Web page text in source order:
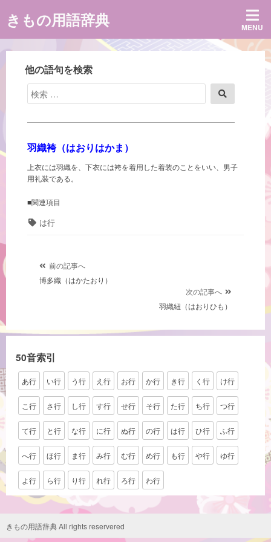
ン
ツ
きもの用語辞典 MENU
他の語句を検索
検
索
象:
索
羽織袴（はおりはかま）
上衣には羽織を、下衣には袴を着用した着装のことをいい、男子
用礼装である。
■関連項目
タ は行
ゲ
ー
シ
ョ
ン
前の記事へ
博多織（はかたおり）
次の記事へ
羽織紐（はおりひも）
50音索引
あ行 い行 う行 え行 お行 か行 き行 く行 け行
こ行 さ行 し行 す行 せ行 そ行 た行 ち行 つ行
て行 と行 な行 に行 ぬ行 の行 は行 ひ行 ふ行
へ行 ほ行 ま行 み行 む行 め行 も行 や行 ゆ行
よ行 ら行 り行 れ行 ろ行 わ行
きもの用語辞典 All rights reservered